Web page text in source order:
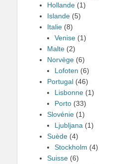
Hollande (1)
Islande (5)
Italie (8)
Venise (1)
Malte (2)
Norvège (6)
Lofoten (6)
Portugal (46)
Lisbonne (1)
Porto (33)
Slovénie (1)
Ljubljana (1)
Suède (4)
Stockholm (4)
Suisse (6)